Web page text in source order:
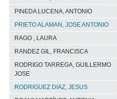
PINEDA LUCENA, ANTONIO
PRIETO ALAMAN, JOSE ANTONIO
RAGO , LAURA
RANDEZ GIL, FRANCISCA
RODRIGO TARREGA, GUILLERMO
JOSE
RODRIGUEZ DIAZ, JESUS